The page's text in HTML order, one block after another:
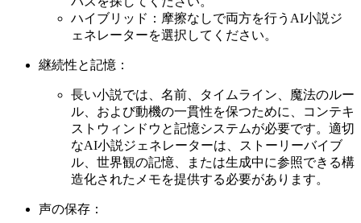
ハイブリッド：摩擦なしで両方を行うAI小説ジ
ェネレーターを選択してください。
継続性と記憶：
長い小説では、名前、タイムライン、魔法のルー
ル、および動機の一貫性を保つために、コンテキ
ストウィンドウと記憶システムが必要です。適切
なAI小説ジェネレーターは、ストーリーバイブ
ル、世界観の記憶、または生成中に参照できる構
造化されたメモを提供する必要があります。
声の保存：